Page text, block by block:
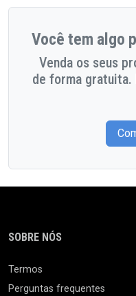
Você tem algo
Venda os seus
de forma gratuita.
SOBRE NÓS
Termos
Perguntas frequentes